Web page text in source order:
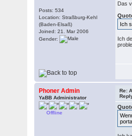
Posts: 534
Location: Straßburg-Kehl
(Baden-Elsaß)
Joined: 21. Mar 2006
Gender:
Das
Ich
Ich
Phoner Admin
YaBB Administrator
Offline
Re: